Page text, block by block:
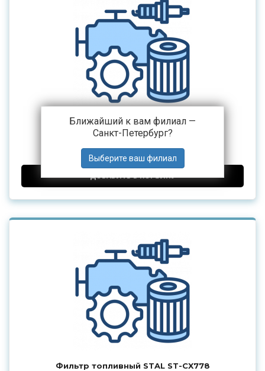
Ближайший к вам филиал —
Санкт-Петербург?
Серьга рессоры Hongyan
от3 500 ₽
ДОБАВИТЬ В КОРЗИНУ
Фильтр топливный STAL ST-CX778